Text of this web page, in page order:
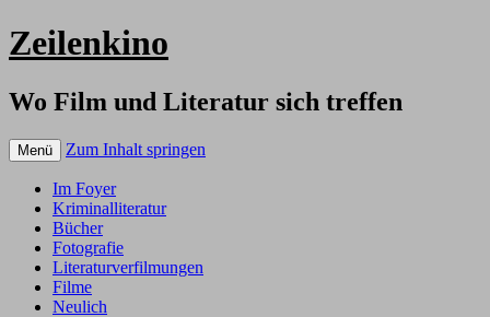
Zeilenkino
Wo Film und Literatur sich treffen
Menü Zum Inhalt springen
Im Foyer
Kriminalliteratur
Bücher
Fotografie
Literaturverfilmungen
Filme
Neulich